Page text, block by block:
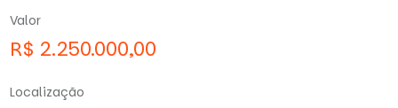
Valor
R$ 2.250.000,00
Localização